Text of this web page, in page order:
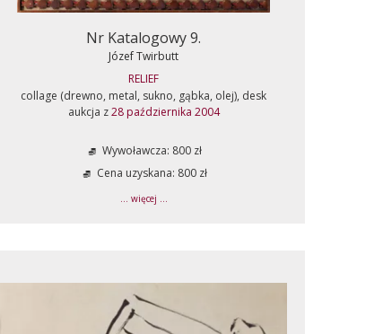
Nr Katalogowy 9.
Józef Twirbutt
RELIEF
collage (drewno, metal, sukno, gąbka, olej), desk
aukcja z28 października 2004
Wywoławcza: 800 zł
Cena uzyskana: 800 zł
... więcej ...